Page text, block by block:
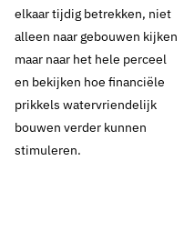
elkaar tijdig betrekken, niet
alleen naar gebouwen kijken
maar naar het hele perceel
en bekijken hoe financiële
prikkels watervriendelijk
bouwen verder kunnen
stimuleren.